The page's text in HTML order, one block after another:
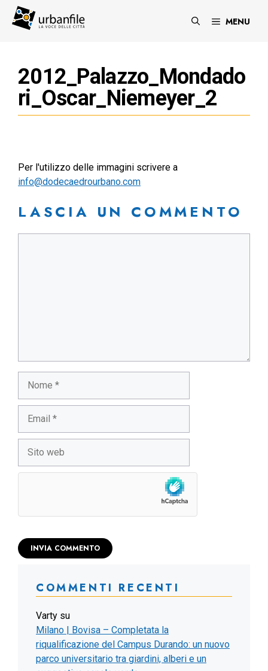
MENU
2012_Palazzo_Mondado
ri_Oscar_Niemeyer_2
Per l'utilizzo delle immagini scrivere a
info@dodecaedrourbano.com
LASCIA UN COMMENTO
web
COMMENTI RECENTI
Varty su
Milano | Bovisa – Completata la
riqualificazione del Campus Durando: un nuovo
parco universitario tra giardini, alberi e un